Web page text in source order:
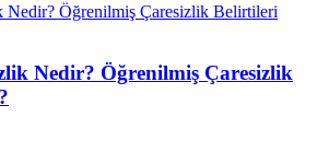
Nedir? Öğrenilmiş Çaresizlik